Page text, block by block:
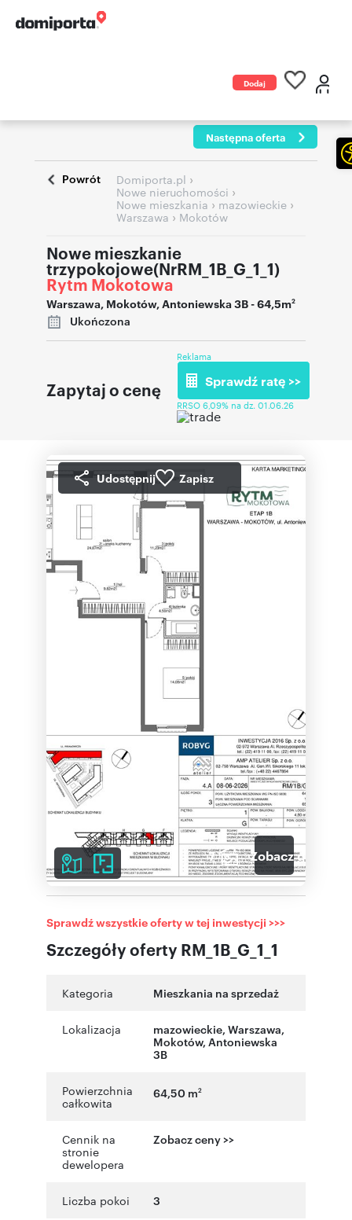
Dodaj
Następna oferta
Powrót Domiporta.pl ›
Nowe nieruchomości ›
Nowe mieszkania › mazowieckie ›
Warszawa › Mokotów
Nowe mieszkanie
trzypokojowe(NrRM_1B_G_1_1)
Rytm Mokotowa
Warszawa, Mokotów,Antoniewska 3B- 64,5m2
Ukończona
Zapytaj o cenę
Reklama
Sprawdź ratę >>
RRSO 6,09% na dz. 01.06.26
Udostępnij Zapisz
7 Zobacz galerię
Szczegóły oferty RM_1B_G_1_1
Sprawdź wszystkie oferty w tej inwestycji >>>
Kategoria Mieszkania na sprzedaż
Lokalizacja mazowieckie, Warszawa,
Mokotów, Antoniewska
3B
Powierzchnia
całkowita
64,50 m2
Cennik na
stronie
dewelopera
Zobacz ceny >>
Liczba pokoi 3